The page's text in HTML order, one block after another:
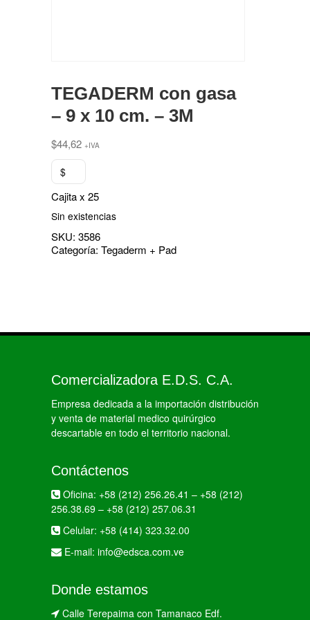
TEGADERM con gasa
– 9 x 10 cm. – 3M
$44,62 +IVA
$
Cajita x 25
Sin existencias
SKU: 3586
Categoría: Tegaderm + Pad
Comercializadora E.D.S. C.A.
Empresa dedicada a la importación distribución
y venta de material medico quirúrgico
descartable en todo el territorio nacional.
Contáctenos
Oficina: +58 (212) 256.26.41 – +58 (212)
256.38.69 – +58 (212) 257.06.31
Celular: +58 (414) 323.32.00
E-mail: info@edsca.com.ve
Donde estamos
Calle Terepaima con Tamanaco Edf.